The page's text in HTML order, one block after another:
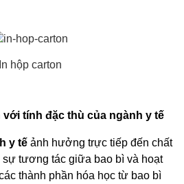
In hộp carton
tính đặc thù của ngành y tế
y tế ảnh hưởng trực tiếp đến chất
sự tương tác giữa bao bì và hoạt
thành phần hóa học từ bao bì